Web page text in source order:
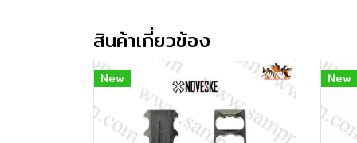
สินค้าเกี่ยวข้อง
New New